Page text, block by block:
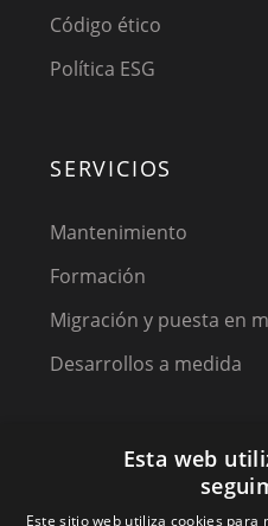
Código ético
Política ESG
SERVICIOS
Mantenimiento
Formación
Migración y puesta en
Desarrollos a medida
Esta web
Este sitio web utiliza cookies